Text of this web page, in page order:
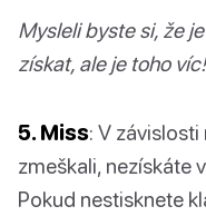
Mysleli byste si, že
získat, ale je toho víc!
5. Miss: V
zmeškali, nezískáte
Pokud nestisknete